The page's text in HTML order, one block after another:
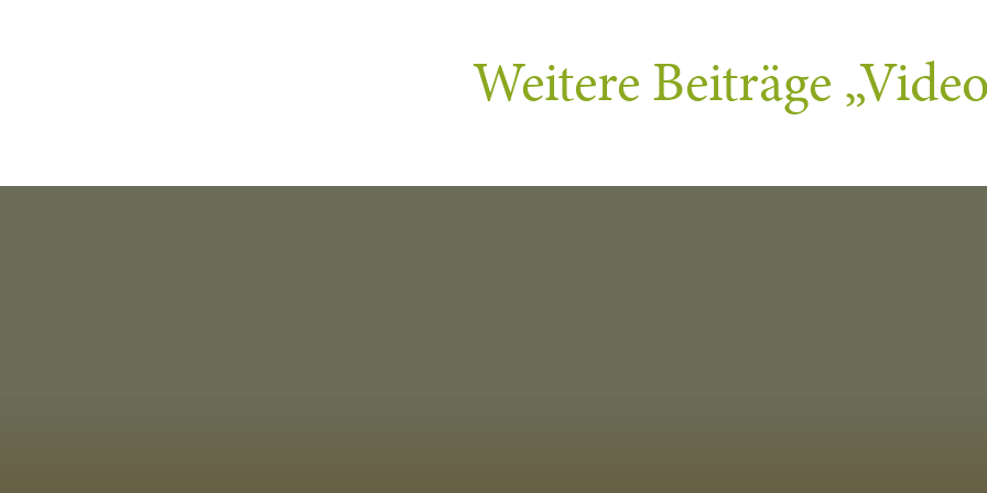
Weitere Beiträge